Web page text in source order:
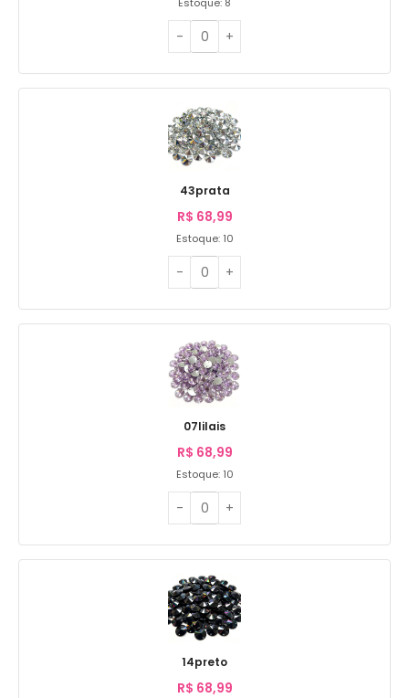
43prata
R$ 68,99
Estoque: 10
07lilais
R$ 68,99
Estoque: 10
14preto
R$ 68,99